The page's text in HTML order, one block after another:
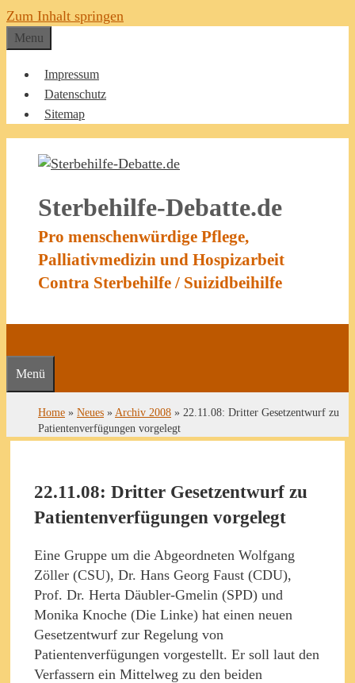
Zum Inhalt springen
Menu
Impressum
Datenschutz
Sitemap
Sterbehilfe-Debatte.de
Pro menschenwürdige Pflege,
Palliativmedizin und Hospizarbeit
Contra Sterbehilfe / Suizidbeihilfe
Menü
Home » Neues » Archiv 2008 » 22.11.08: Dritter Gesetzentwurf zu
Patientenverfügungen vorgelegt
22.11.08: Dritter Gesetzentwurf zu
Patientenverfügungen vorgelegt
Eine Gruppe um die Abgeordneten Wolfgang
Zöller (CSU), Dr. Hans Georg Faust (CDU),
Prof. Dr. Herta Däubler-Gmelin (SPD) und
Monika Knoche (Die Linke) hat einen neuen
Gesetzentwurf zur Regelung von
Patientenverfügungen vorgestellt. Er soll laut den
Verfassern ein Mittelweg zu den beiden